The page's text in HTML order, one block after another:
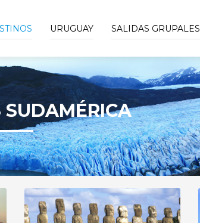
URUGUAY SALIDAS GRUPALES
SUDAMÉRICA